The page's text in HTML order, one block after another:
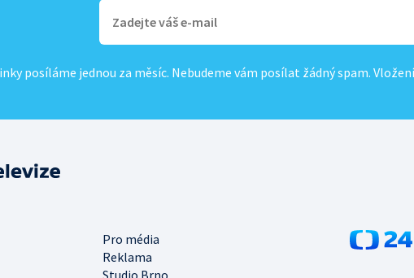
posíláme jednou za měsíc. Nebudeme vám posílat žádný spam.